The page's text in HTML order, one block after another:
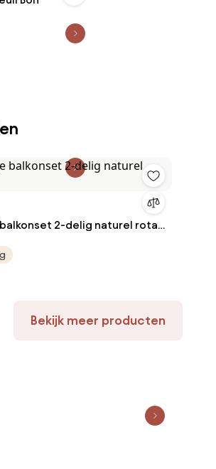
2-delig naturel rotan
Bekijk meer producten